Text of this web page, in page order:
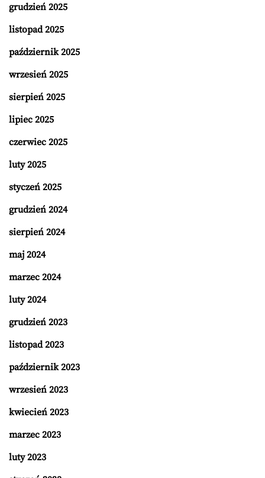
grudzień 2025
listopad 2025
październik 2025
wrzesień 2025
sierpień 2025
lipiec 2025
czerwiec 2025
luty 2025
styczeń 2025
grudzień 2024
sierpień 2024
maj 2024
marzec 2024
luty 2024
grudzień 2023
listopad 2023
październik 2023
wrzesień 2023
kwiecień 2023
marzec 2023
luty 2023